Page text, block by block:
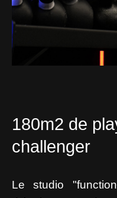
180m2 de
challenger
Le studio